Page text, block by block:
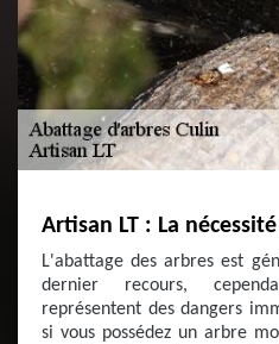
Artisan LT : La
L'abattage des arbres est
dernier recours,
représentent des dangers
si vous possédez un arbre